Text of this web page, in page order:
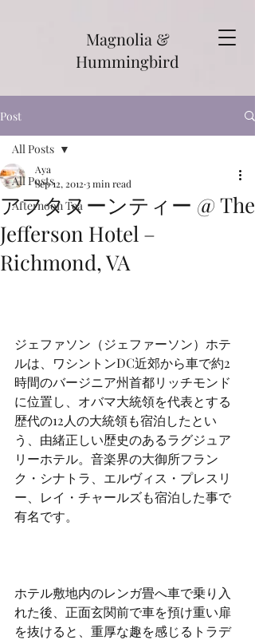
Magnolia &
Hummingbird
Post
All Posts
Afternoon Tea
All Posts
アフタヌーンティー @ The
Jefferson Hotel –
Richmond, VA
Aya
Sep 12, 2012 3 min read
ジェファソン（ジェファーソン）ホテ
ルは、ワシントンDC近郊から車で約2
時間のバージニア州首都リッチモンド
に位置し、オバマ大統領を代表とする
歴代の12人の大統領も宿泊したとい
う、由緒正しい歴史のあるラグジュア
リーホテル。音楽界の大御所フラン
ク・シナトラ、エルヴィス・プレスリ
ー、レイ・チャールズも宿泊した事で
有名です。
ホテル敷地内のレンガ畳へ車で乗り入
れた後、正面玄関前で車を預け重い扉
を抜けると、重厚な趣を感じるトラデ